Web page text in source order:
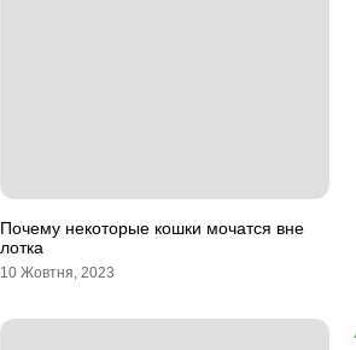
Почему некоторые кошки мочатся вне
лотка
10 Жовтня, 2023